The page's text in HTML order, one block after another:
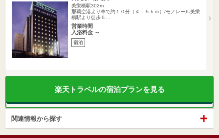
美栄橋駅302m
那覇空港より車で約１０分（４．５ｋｍ）/モノレール美栄
橋駅より徒歩５…
営業時間
入浴料金 ～
宿泊
楽天トラベルの宿泊プランを見る
関連情報から探す